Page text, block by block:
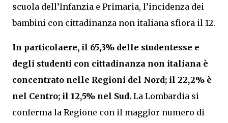
scuola dell’Infanzia e Primaria, l’incidenza dei
bambini con cittadinanza non italiana sfiora il 12.
In particolaere, il 65,3% delle studentesse e
degli studenti con cittadinanza non italiana è
concentrato nelle Regioni del Nord; il 22,2% è
nel Centro; il 12,5% nel Sud. La Lombardia si
conferma la Regione con il maggior numero di